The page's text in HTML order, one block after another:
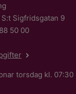
Sigfridsgatan 9
50 00
torsdag kl. 07:30